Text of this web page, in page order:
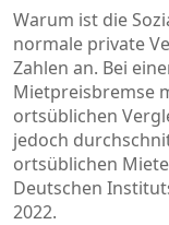
Warum ist die
normale private
Zahlen an. Bei
Mietpreisbremse
ortsüblichen
jedoch
ortsüblichen
Deutschen
2022.